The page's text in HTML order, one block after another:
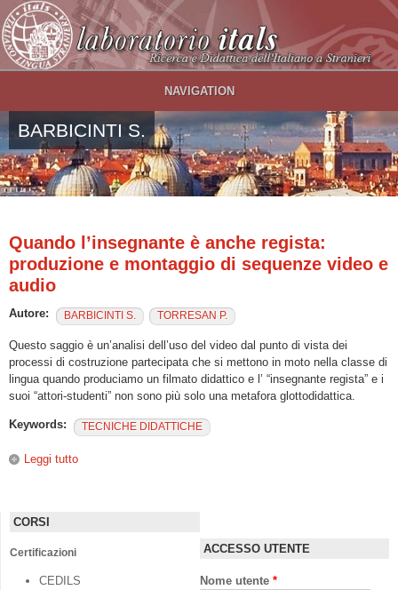
Salta al contenuto principale
NAVIGATION
BARBICINTI S.
Quando l’insegnante è anche regista:
produzione e montaggio di sequenze video e
audio
Autore: BARBICINTI S. TORRESAN P.
Questo saggio è un’analisi dell’uso del video dal punto di vista dei
processi di costruzione partecipata che si mettono in moto nella classe di
lingua quando produciamo un filmato didattico e l’ “insegnante regista” e i
suoi “attori-studenti” non sono più solo una metafora glottodidattica.
Keywords: TECNICHE DIDATTICHE
Leggi tutto
CORSI
Certificazioni
CEDILS
ACCESSO UTENTE
Nome utente *